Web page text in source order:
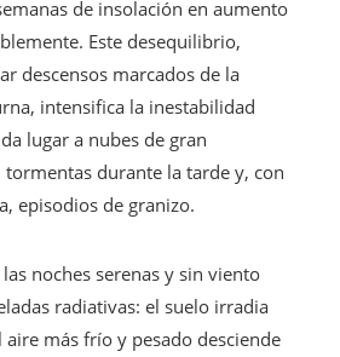
de insolación en aumento
Este desequilibrio,
descensos marcados de la
intensifica la inestabilidad
lugar a nubes de gran
durante la tarde y, con
episodios de granizo.
noches serenas y sin viento
radiativas: el suelo irradia
aire más frío y pesado desciende